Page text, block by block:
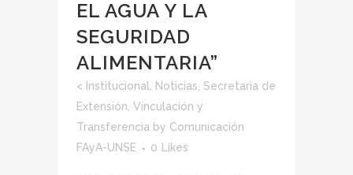
EL AGUA Y LA
SEGURIDAD
ALIMENTARIA”
< Institucional Noticias Secretaria de
Extensión, Vinculación y
Transferencia by Comunicación
FAyA-UNSE
0 Likes